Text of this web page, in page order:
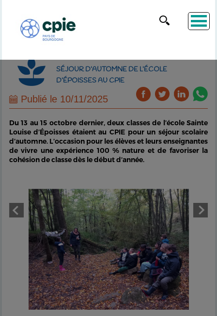
SÉJOUR D’AUTOMNE DE L’ÉCOLE
D’ÉPOISSES AU CPIE
Publié le 10/11/2025
Du 13 au 15 octobre dernier, deux classes de l’école Sainte
Louise d’Époisses étaient au CPIE pour un séjour scolaire
d’automne. L’occasion pour les élèves et leurs enseignantes
de vivre une expérience 100 % nature et de favoriser la
cohésion de classe dès le début d’année.